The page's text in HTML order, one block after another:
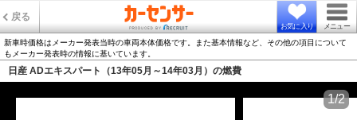
戻る
お気に入り メニュー
新車時価格はメーカー発表当時の車両本体価格です。また基本情報など、その他の項目について
もメーカー発表時の情報に基いています。
日産 ADエキスパート（13年05月～14年03月）の燃費
1/2